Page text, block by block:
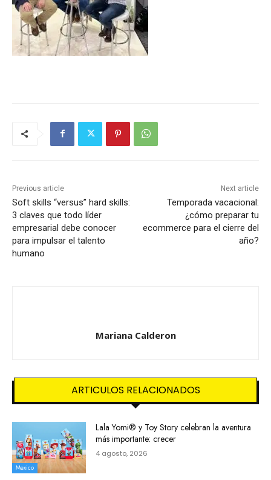
Previous article
Soft skills “versus” hard skills:
3 claves que todo líder
empresarial debe conocer
para impulsar el talento
humano
Next article
Temporada vacacional:
¿cómo preparar tu
ecommerce para el cierre del
año?
Mariana Calderon
ARTICULOS RELACIONADOS
Mexico
Lala Yomi® y Toy Story celebran la aventura
más importante: crecer
4 agosto, 2026